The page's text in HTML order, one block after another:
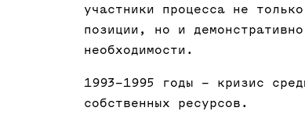
участники процесса не
позиции, но и
необходимости.
1993–1995 годы – кризис
собственных ресурсов.